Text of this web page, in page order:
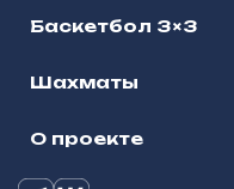
Баскетбол 3×3
Шахматы
О проекте